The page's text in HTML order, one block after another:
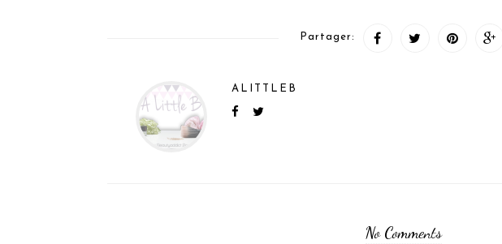
Partager:
ALITTLEB
No Comments